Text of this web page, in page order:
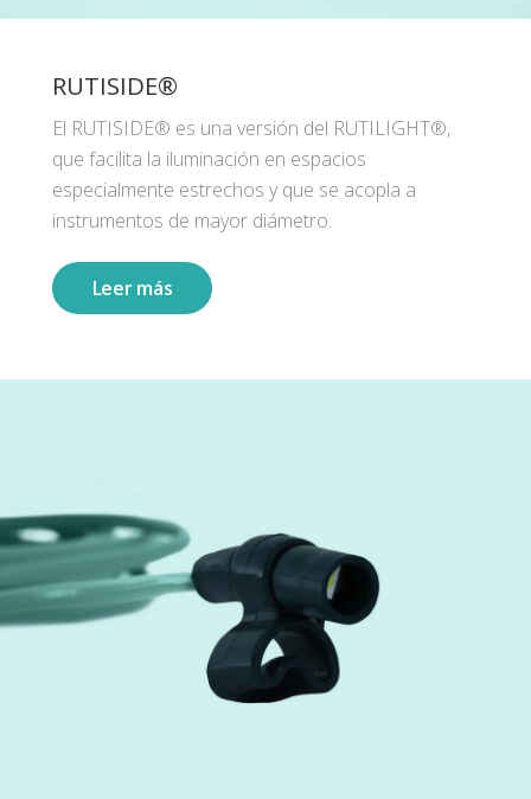
RUTISIDE®
El RUTISIDE® es una versión del RUTILIGHT®,
que facilita la iluminación en espacios
especialmente estrechos y que se acopla a
instrumentos de mayor diámetro.
Leer más